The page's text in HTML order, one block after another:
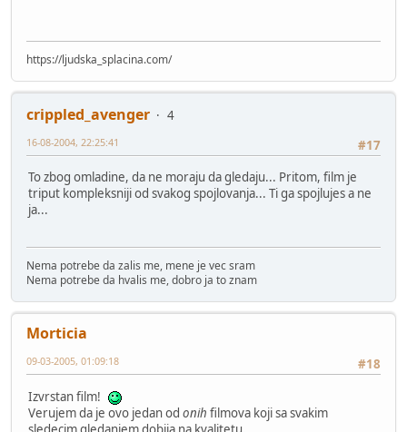
https://ljudska_splacina.com/
crippled_avenger
4
#17
16-08-2004, 22:25:41
To zbog omladine, da ne moraju da gledaju... Pritom, film je
triput kompleksniji od svakog spojlovanja... Ti ga spojlujes a ne
ja...
Nema potrebe da zalis me, mene je vec sram
Nema potrebe da hvalis me, dobro ja to znam
Morticia
#18
09-03-2005, 01:09:18
Izvrstan film!
Verujem da je ovo jedan od onih filmova koji sa svakim